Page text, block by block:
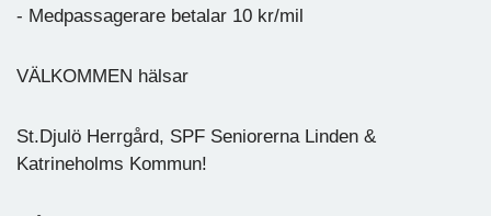
- Medpassagerare betalar 10 kr/mil
VÄLKOMMEN hälsar
St.Djulö Herrgård, SPF Seniorerna Linden &
Katrineholms Kommun!